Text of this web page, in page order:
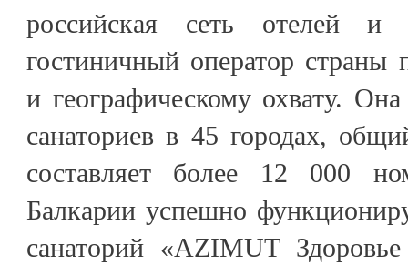
российская сеть отелей и
гостиничный оператор страны
и географическому охвату.
санаториев в 45 городах,
составляет более 12 000
Балкарии успешно
санаторий «AZIMUT